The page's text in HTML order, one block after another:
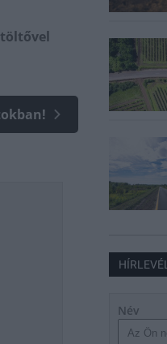
HÍRLEVÉL
Név